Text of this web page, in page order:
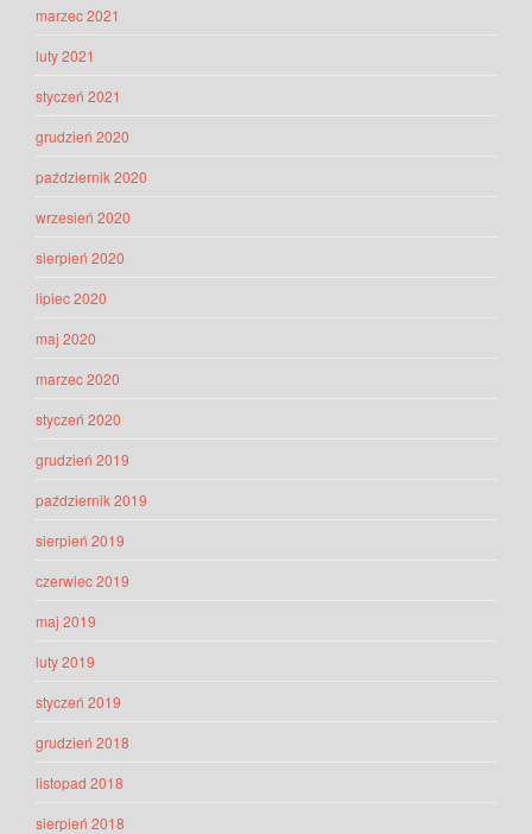
marzec 2021
luty 2021
styczeń 2021
grudzień 2020
październik 2020
wrzesień 2020
sierpień 2020
lipiec 2020
maj 2020
marzec 2020
styczeń 2020
grudzień 2019
październik 2019
sierpień 2019
czerwiec 2019
maj 2019
luty 2019
styczeń 2019
grudzień 2018
listopad 2018
sierpień 2018